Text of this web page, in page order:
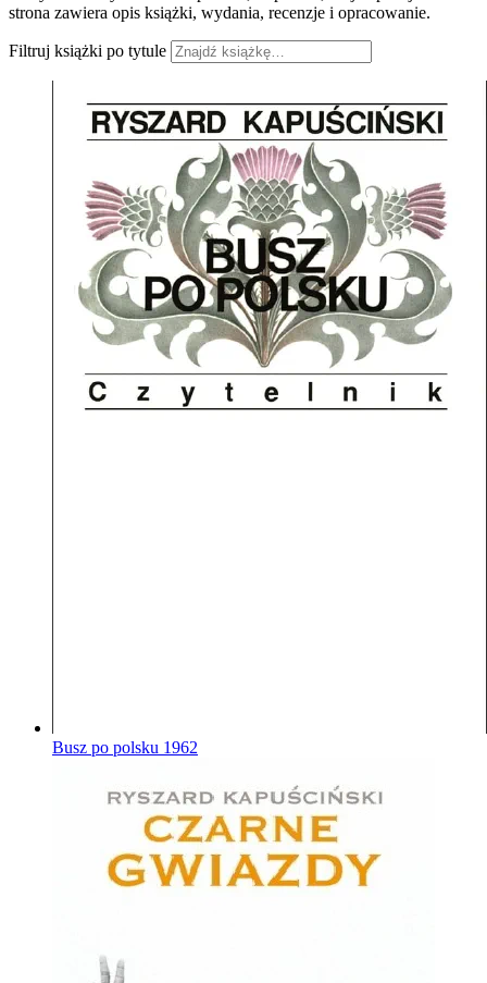
strona zawiera opis książki, wydania, recenzje i opracowanie.
Filtruj książki po tytule
Busz po polsku 1962